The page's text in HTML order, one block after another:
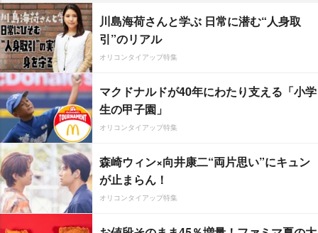
川島海荷さんと学ぶ 日常に潜む“人身取
引”のリアル
オリコンタイアップ特集
マクドナルドが40年にわたり支える「小学
生の甲子園」
オリコンタイアップ特集
森崎ウィン×向井康二“両片思い”にキュン
が止まらん！
オリコンタイアップ特集